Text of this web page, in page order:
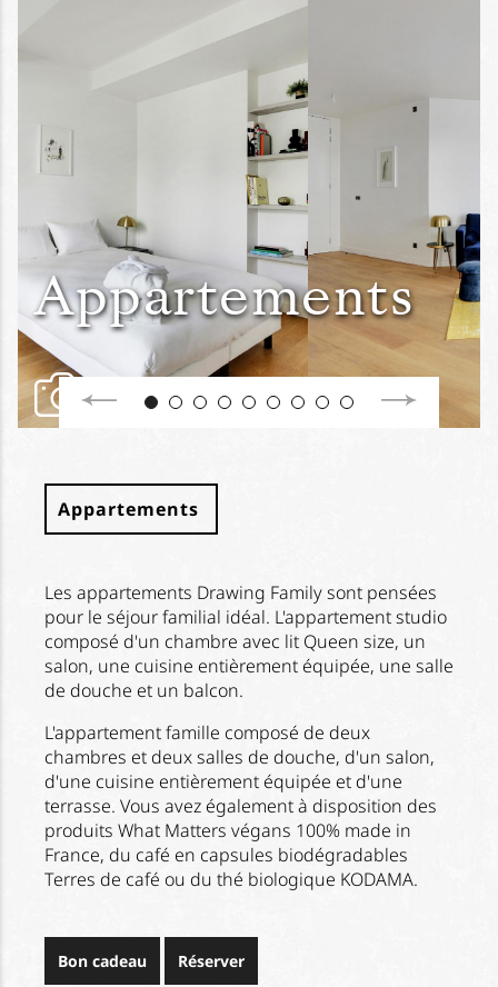
Appartements
Appartements
Les appartements Drawing Family sont pensées
pour le séjour familial idéal. L'appartement studio
composé d'un chambre avec lit Queen size, un
salon, une cuisine entièrement équipée, une salle
de douche et un balcon.
L'appartement famille composé de deux
chambres et deux salles de douche, d'un salon,
d'une cuisine entièrement équipée et d'une
terrasse. Vous avez également à disposition des
produits What Matters végans 100% made in
France, du café en capsules biodégradables
Terres de café ou du thé biologique KODAMA.
Bon cadeau Réserver